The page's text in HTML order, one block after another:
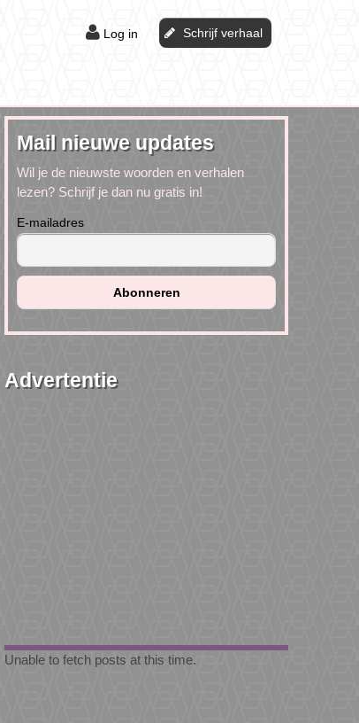
Log in Schrijf verhaal
Mail nieuwe updates
Wil je de nieuwste woorden en verhalen
lezen? Schrijf je dan nu gratis in!
E-mailadres
Advertentie
Unable to fetch posts at this time.